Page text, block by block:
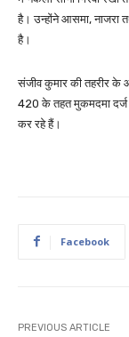
है। उन्होंने आसमा, नाजरा
है।
संजीव कुमार की तहरीर के
420 के तहत मुकमदमा दर्ज
कर रहे हैं।
Facebook
PREVIOUS ARTICLE